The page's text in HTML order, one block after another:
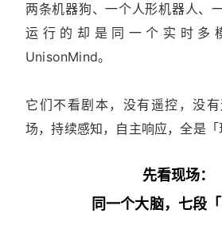
两条机器狗、一个人形机器人、
运行的却是同一个实时多
UnisonMind。
它们不看剧本，没有遥控，没
场，持续感知，自主响应，全是「
先看现场：
同一个大脑，七段「